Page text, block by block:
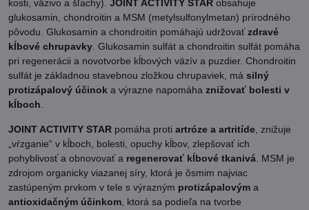
kosti, väzivo a šľachy). JOINT ACTIVITY STAR obsahuje
glukosamin, chondroitin a MSM (metylsulfonylmetan) prírodného
pôvodu. Glukosamin a chondroitin pomáhajú udržovaťzdravé
kĺbové chrupavky . Glukosamin sulfát a chondroitin sulfát pomáha
pri regenerácii a novotvorbe kĺbových väzív a puzdier. Chondroitin
sulfát je základnou stavebnou zložkou chrupaviek, má silný
protizápalový účinok a výrazne napomáha znižovať bolesti v
kĺboch
JOINT ACTIVITY STAR pomáha proti artróze a artritíde , znižuje
„vŕzganie“ v kĺboch, bolesti, opuchy kĺbov, zlepšovať ich
pohyblivosť a obnovovať a regenerovať kĺbové tkanivá . MSM je
zdrojom organicky viazanej síry, ktorá je ôsmim najviac
zastúpeným prvkom v tele s výrazným protizápalovým a
antioxidačným účinkom , ktorá sa podieľa na tvorbe